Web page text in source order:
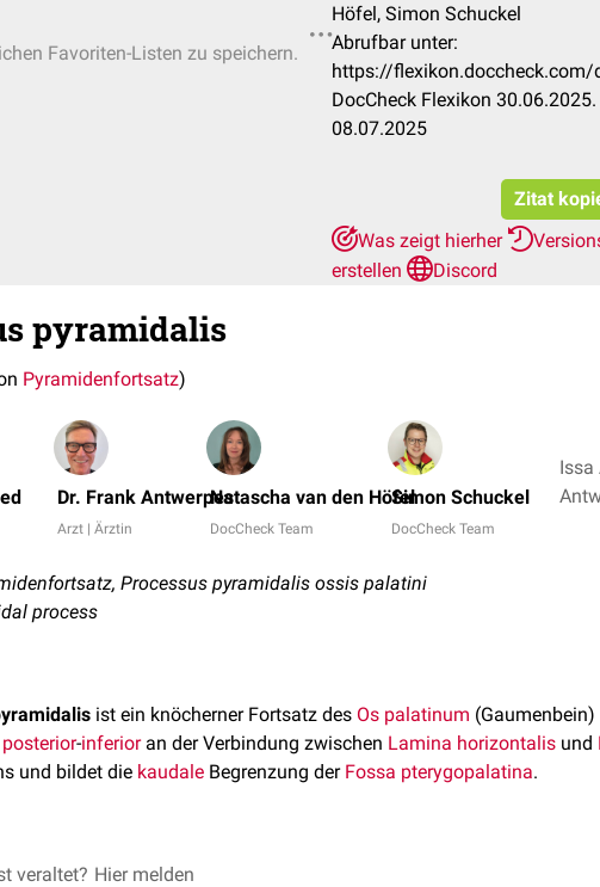
Favoriten-Listen zu speichern.
Höfel, Simon Schuckel
Abrufbar unter:
https://
DocCheck Flexikon
08.07.2025
Zitat
Was zeigt hierher
erstellen
Discord
pyramidalis
Pyramidenfortsatz)
Dr. Frank Antwerpes
Arzt | Ärztin
Natascha van den Höfel
DocCheck Team
Simon Schuckel
DocCheck Team
Issa
Processus pyramidalis ossis palatini
process
ist ein knöcherner Fortsatz des Os palatinum
posterior-inferioran der Verbindung zwischen Lamina horizontalis und
und bildet die kaudale Begrenzung der Fossa pterygopalatina.
ist keil- bzw. pyramidenförmig gestaltet und liegt zwischen
veraltet? Hier melden